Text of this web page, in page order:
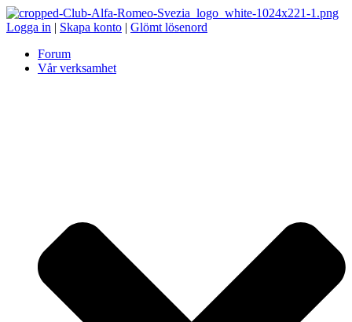
Logga in | Skapa konto | Glömt lösenord
Forum
Vår verksamhet